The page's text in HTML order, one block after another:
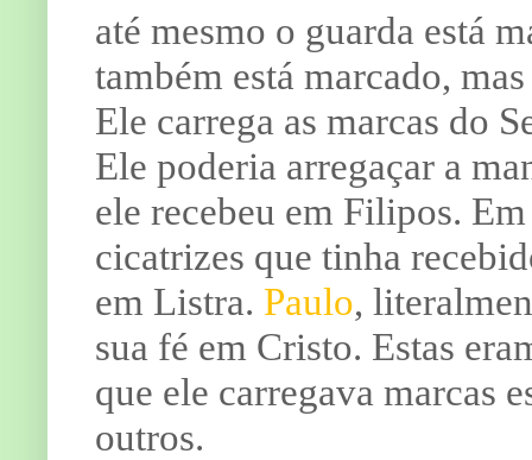
até mesmo o guarda está
também está marcado,
Ele carrega as marcas do
Ele poderia arregaçar a
ele recebeu em Filipos.
cicatrizes que tinha
em Listra. Paulo,
sua fé em Cristo. Estas
que ele carregava marcas
outros.